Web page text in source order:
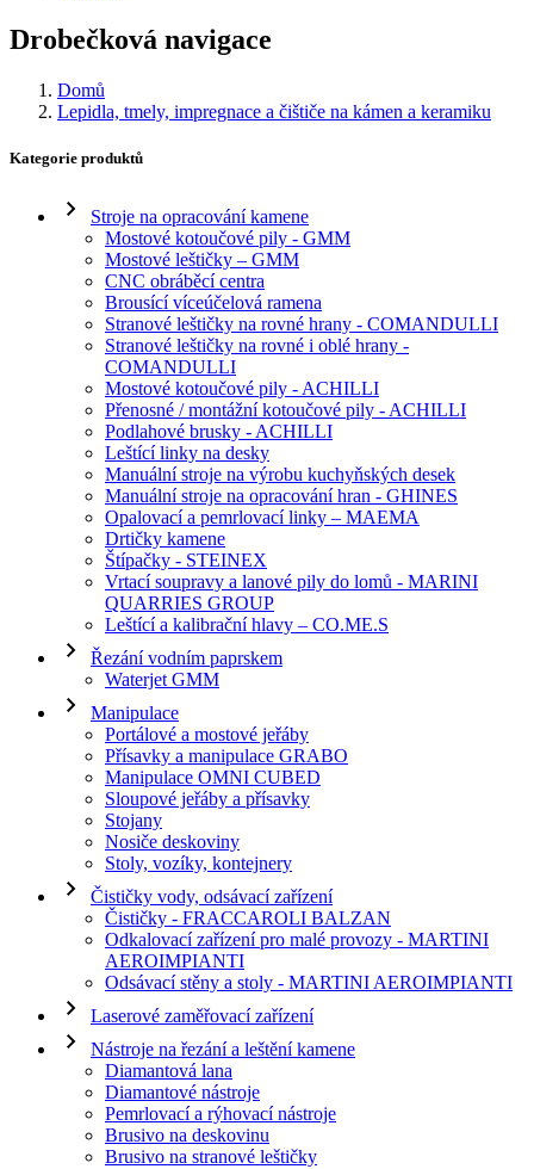
Drobečková navigace
Domů
Lepidla, tmely, impregnace a čištiče na kámen a keramiku
Kategorie produktů
Stroje na opracování kamene
Mostové kotoučové pily - GMM
Mostové leštičky – GMM
CNC obráběcí centra
Brousící víceúčelová ramena
Stranové leštičky na rovné hrany - COMANDULLI
Stranové leštičky na rovné i oblé hrany -
COMANDULLI
Mostové kotoučové pily - ACHILLI
Přenosné / montážní kotoučové pily - ACHILLI
Podlahové brusky - ACHILLI
Leštící linky na desky
Manuální stroje na výrobu kuchyňských desek
Manuální stroje na opracování hran - GHINES
Opalovací a pemrlovací linky – MAEMA
Drtičky kamene
Štípačky - STEINEX
Vrtací soupravy a lanové pily do lomů - MARINI
QUARRIES GROUP
Leštící a kalibrační hlavy – CO.ME.S
Řezání vodním paprskem
Waterjet GMM
Manipulace
Portálové a mostové jeřáby
Přísavky a manipulace GRABO
Manipulace OMNI CUBED
Sloupové jeřáby a přísavky
Stojany
Nosiče deskoviny
Stoly, vozíky, kontejnery
Čističky vody, odsávací zařízení
Čističky - FRACCAROLI BALZAN
Odkalovací zařízení pro malé provozy - MARTINI
AEROIMPIANTI
Odsávací stěny a stoly - MARTINI AEROIMPIANTI
Laserové zaměřovací zařízení
Nástroje na řezání a leštění kamene
Diamantová lana
Diamantové nástroje
Pemrlovací a rýhovací nástroje
Brusivo na deskovinu
Brusivo na stranové leštičky